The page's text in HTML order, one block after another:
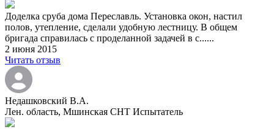
Доделка сруба дома Переславль. Установка окон, настил
полов, утепление, сделали удобную лестницу. В общем
бригада справилась с проделанной задачей в с......
2 июня 2015
Читать отзыв
Недашковский В.А.
Лен. область, Мшинская СНТ Испытатель